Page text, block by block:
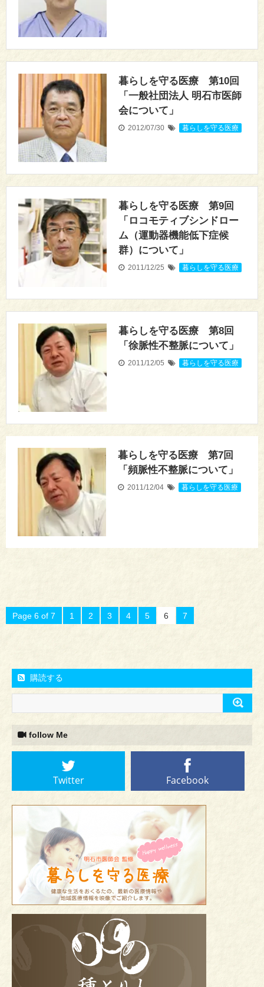
暮らしを守る医療 第10回
「一般社団法人 明石市医師
会について」
2012/07/30 暮らしを守る医療
暮らしを守る医療 第9回
「ロコモティブシンドロー
ム（運動器機能低下症候
群）について」
2011/12/25 暮らしを守る医療
暮らしを守る医療 第8回
「徐脈性不整脈について」
2011/12/05 暮らしを守る医療
暮らしを守る医療 第7回
「頻脈性不整脈について」
2011/12/04 暮らしを守る医療
Page 6 of 7 1 2 3 4 5 6 7
購読する
follow Me
Twitter Facebook